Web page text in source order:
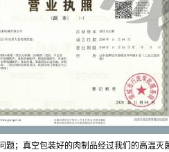
真空包装好的肉制品经过我们的高温灭